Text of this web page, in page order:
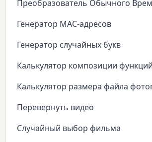
Преобразователь Обычного
Генератор MAC-адресов
Генератор случайных букв
Калькулятор композиции функций
Калькулятор размера файла
Перевернуть видео
Случайный выбор фильма